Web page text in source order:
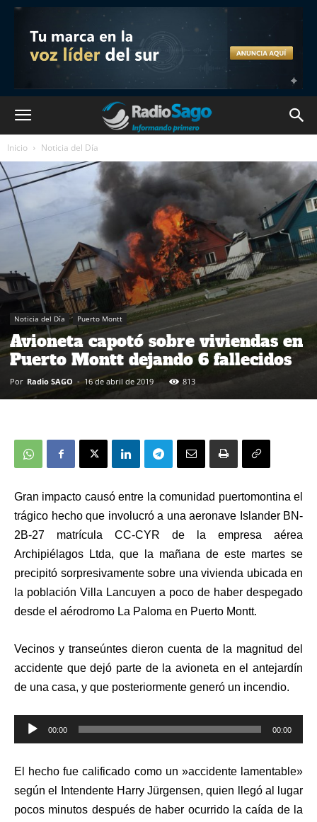
Inicio Noticia del Día
Noticia del Día Puerto Montt
Avioneta capotó sobre viviendas en
Puerto Montt dejando 6 fallecidos
Por Radio SAGO - 16 de abril de 2019 813
Gran impacto causó entre la comunidad puertomontina el
trágico hecho que involucró a una aeronave Islander BN-
2B-27 matrícula CC-CYR de la empresa aérea
Archipiélagos Ltda, que la mañana de este martes se
precipitó sorpresivamente sobre una vivienda ubicada en
la población Villa Lancuyen a poco de haber despegado
desde el aérodromo La Paloma en Puerto Montt.
Vecinos y transeúntes dieron cuenta de la magnitud del
accidente que dejó parte de la avioneta en el antejardín
de una casa, y que posteriormente generó un incendio.
Reproductor
de
00:00 00:00
El hecho fue calificado como un »accidente lamentable»
según el Intendente Harry Jürgensen, quien llegó al lugar
pocos minutos después de haber ocurrido la caída de la